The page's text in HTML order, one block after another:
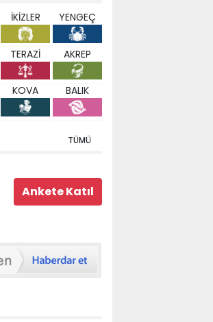
İKİZLER YENGEÇ
TERAZİ AKREP
KOVA BALIK
TÜMÜ